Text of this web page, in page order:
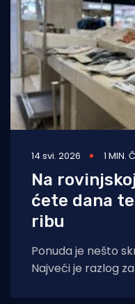
Turizam i nautika
Pomorstvo
Ribolov
Ekologija
Tradicija i kultura
14 svi. 2026 1 MIN.
Na
ćete dana
ribu
Ponuda je nešto
Najveći je razlog